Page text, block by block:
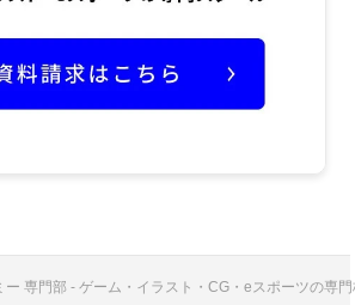
専門部 - ゲーム・イラスト・CG・eスポーツの専